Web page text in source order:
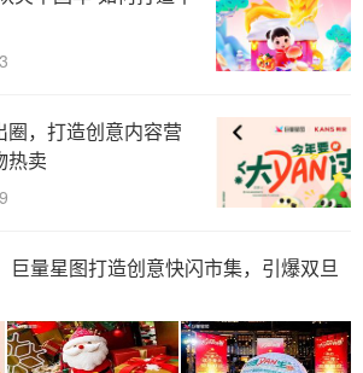
圈，打造创意内容营
热卖
巨量星图打造创意快闪市集，引爆双旦